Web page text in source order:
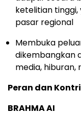
ketelitian tinggi,
pasar regional
Membuka
dikembangkan
media, hiburan,
Peran dan
BRAHMA AI